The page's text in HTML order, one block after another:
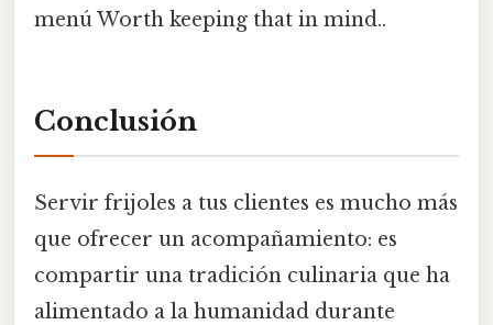
menú Worth keeping that in mind..
Conclusión
Servir frijoles a tus clientes es mucho más
que ofrecer un acompañamiento: es
compartir una tradición culinaria que ha
alimentado a la humanidad durante